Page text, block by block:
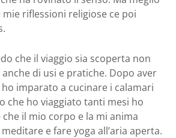
riflessioni religiose ce poi
che il viaggio sia scoperta non
di usi e pratiche. Dopo aver
imparato a cucinare i calamari
che ho viaggiato tanti mesi ho
il mio corpo e la mi anima
e fare yoga all’aria aperta.